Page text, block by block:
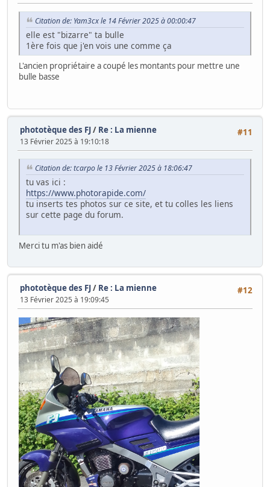
Citation de: Yam3cx le 14 Février 2025 à 00:00:47
elle est "bizarre" ta bulle
1ère fois que j'en vois une comme ça
L'ancien propriétaire a coupé les montants pour mettre une
bulle basse
#11
phototèque des FJ/ Re : La mienne
13 Février 2025 à 19:10:18
Citation de: tcarpo le 13 Février 2025 à 18:06:47
tu vas ici :
https://www.photorapide.com/
tu inserts tes photos sur ce site, et tu colles les liens
sur cette page du forum.
Merci tu m'as bien aidé
#12
phototèque des FJ/ Re : La mienne
13 Février 2025 à 19:09:45